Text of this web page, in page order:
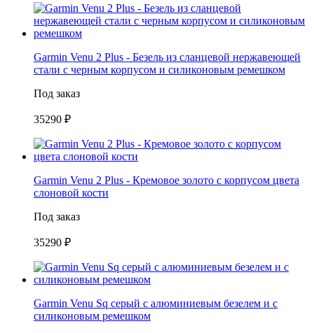
Garmin Venu 2 Plus - Безель из сланцевой нержавеющей
стали с черным корпусом и силиконовым ремешком
Под заказ
35290 ₽
Garmin Venu 2 Plus - Кремовое золото с корпусом цвета
слоновой кости
Под заказ
35290 ₽
Garmin Venu Sq серый с алюминиевым безелем и с
силиконовым ремешком